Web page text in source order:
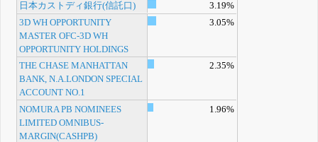
日本カストディ銀行(信託口)
3.19%
3D WH OPPORTUNITY
MASTER OFC-3D WH
OPPORTUNITY HOLDINGS
3.05%
THE CHASE MANHATTAN
BANK, N.A.LONDON SPECIAL
ACCOUNT NO.1
2.35%
NOMURA PB NOMINEES
LIMITED OMNIBUS-
MARGIN(CASHPB)
1.96%